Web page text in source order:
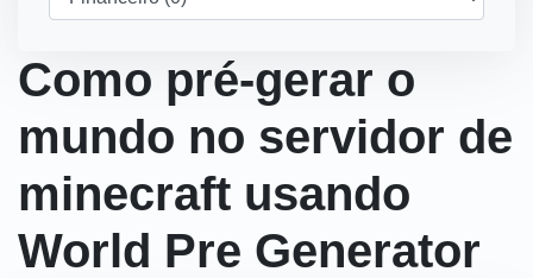
Como pré-gerar o
mundo no servidor de
minecraft usando
World Pre Generator